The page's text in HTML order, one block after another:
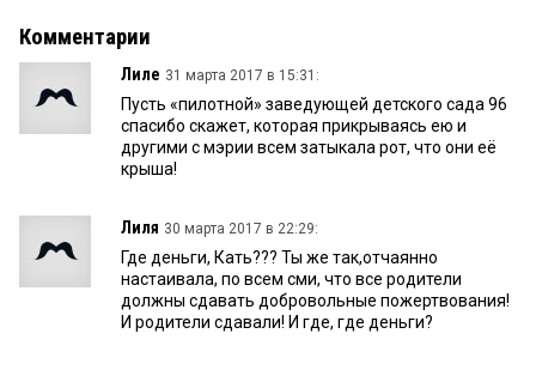
Комментарии
Лиле 31 марта 2017 в 15:31:
Пусть «пилотной» заведующей детского сада 96
спасибо скажет, которая прикрываясь ею и
другими с мэрии всем затыкала рот, что они её
крыша!
Лиля 30 марта 2017 в 22:29:
Где деньги, Кать??? Ты же так,отчаянно
настаивала, по всем сми, что все родители
должны сдавать добровольные пожертвования!
И родители сдавали! И где, где деньги?